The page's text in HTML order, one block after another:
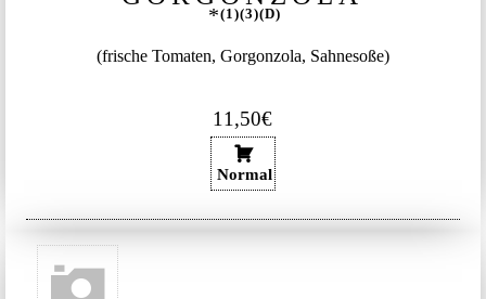
1 3 D
11,50€
Normal
(frische Tomaten, Gorgonzola, Sahnesoße)